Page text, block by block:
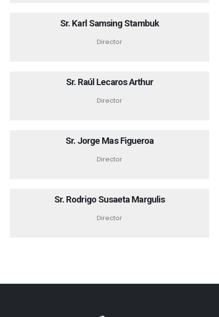
Sr. Karl Samsing Stambuk
Director
Sr. Raúl Lecaros Arthur
Director
Sr. Jorge Mas Figueroa
Director
Sr. Rodrigo Susaeta Margulis
Director